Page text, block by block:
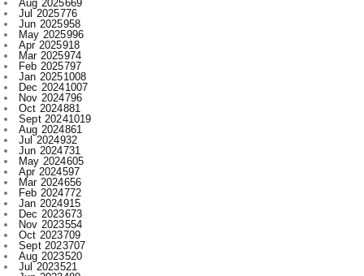
Mar 2025974
Feb 2025797
Jan 20251008
Dec 20241007
Nov 2024796
Oct 2024881
Sept 20241019
Aug 2024861
Jul 2024932
Jun 2024731
May 2024605
Apr 2024597
Mar 2024656
Feb 2024772
Jan 2024915
Dec 2023673
Nov 2023554
Oct 2023709
Sept 2023707
Aug 2023520
Jul 2023521
Jun 2023480
May 2023316
Apr 2023522
Mar 2023593
Feb 2023607